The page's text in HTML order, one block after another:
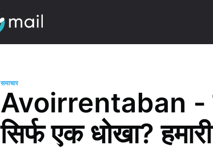
समाचार
Avoirrentaban -
सिर्फ एक धोखा?